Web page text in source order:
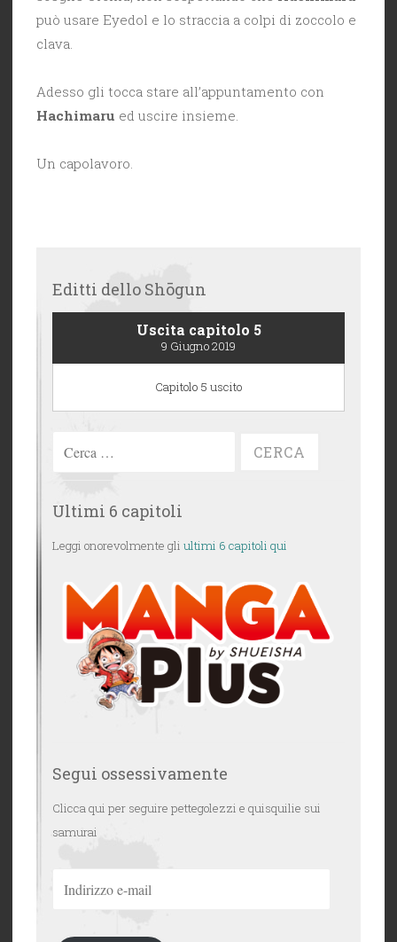
può usare Eyedol e lo straccia a colpi di zoccolo e
clava.
Adesso gli tocca stare all’appuntamento con
Hachimaru ed uscire insieme.
Un capolavoro.
Editti dello Shōgun
Uscita capitolo 5
9 Giugno 2019
Capitolo 5 uscito
Ultimi 6 capitoli
Leggi onorevolmente gli ultimi 6 capitoli qui
Segui ossessivamente
Clicca qui per seguire pettegolezzi e quisquilie sui
samurai